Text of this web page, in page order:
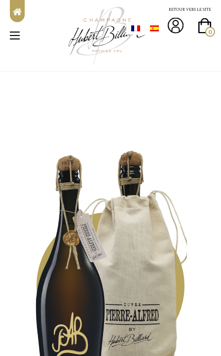
RETOUR VERS LE SITE
0